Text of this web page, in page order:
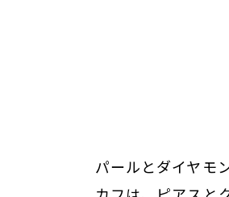
パールとダイヤモ